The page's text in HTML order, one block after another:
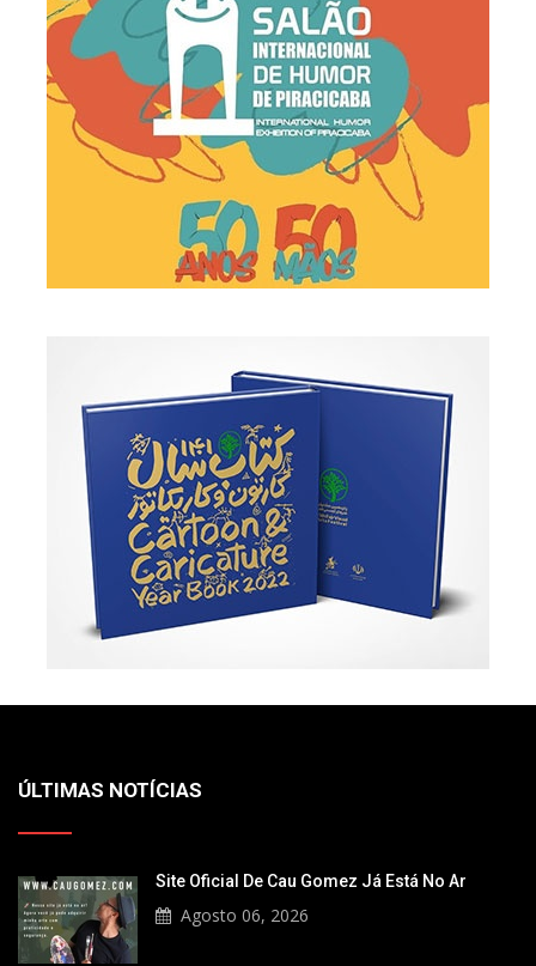
ÚLTIMAS NOTÍCIAS
Site Oficial De Cau Gomez Já Está No Ar
Agosto 06, 2026